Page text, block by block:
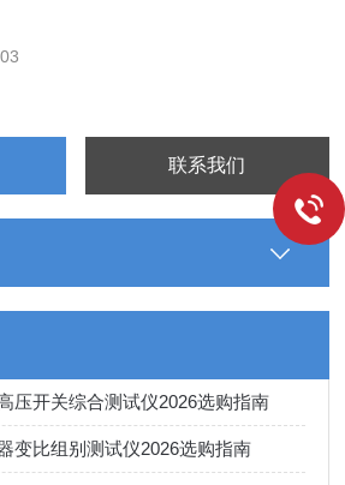
联系我们
压开关综合测试仪2026选购指南
变比组别测试仪2026选购指南